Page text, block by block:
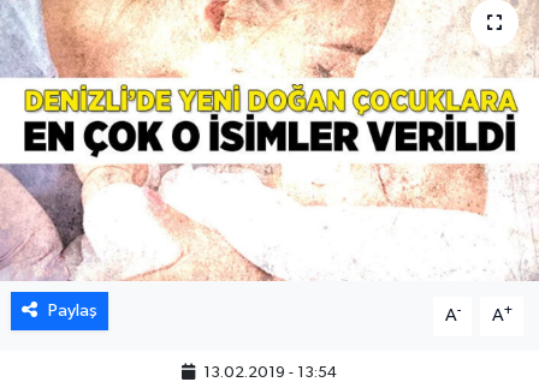
Paylaş A- A+
13.02.2019 - 13:54